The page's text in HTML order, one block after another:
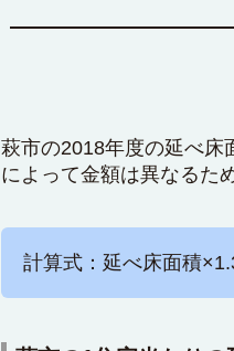
萩市の2018年度の延べ床
によって金額は異なるた
計算式：延べ床面積